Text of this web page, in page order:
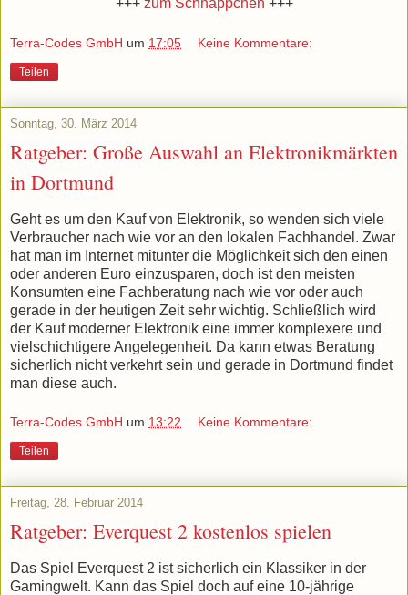
+++ zum Schnäppchen +++
Terra-Codes GmbH um 17:05 Keine Kommentare:
Teilen
Sonntag, 30. März 2014
Ratgeber: Große Auswahl an Elektronikmärkten
in Dortmund
Geht es um den Kauf von Elektronik, so wenden sich viele
Verbraucher nach wie vor an den lokalen Fachhandel. Zwar
hat man im Internet mitunter die Möglichkeit sich den einen
oder anderen Euro einzusparen, doch ist den meisten
Konsumten eine Fachberatung nach wie vor oder auch
gerade in der heutigen Zeit sehr wichtig. Schließlich wird
der Kauf moderner Elektronik eine immer komplexere und
vielschichtigere Angelegenheit. Da kann etwas Beratung
sicherlich nicht verkehrt sein und gerade in Dortmund findet
man diese auch.
Terra-Codes GmbH um 13:22 Keine Kommentare:
Teilen
Freitag, 28. Februar 2014
Ratgeber: Everquest 2 kostenlos spielen
Das Spiel Everquest 2 ist sicherlich ein Klassiker in der
Gamingwelt. Kann das Spiel doch auf eine 10-jährige